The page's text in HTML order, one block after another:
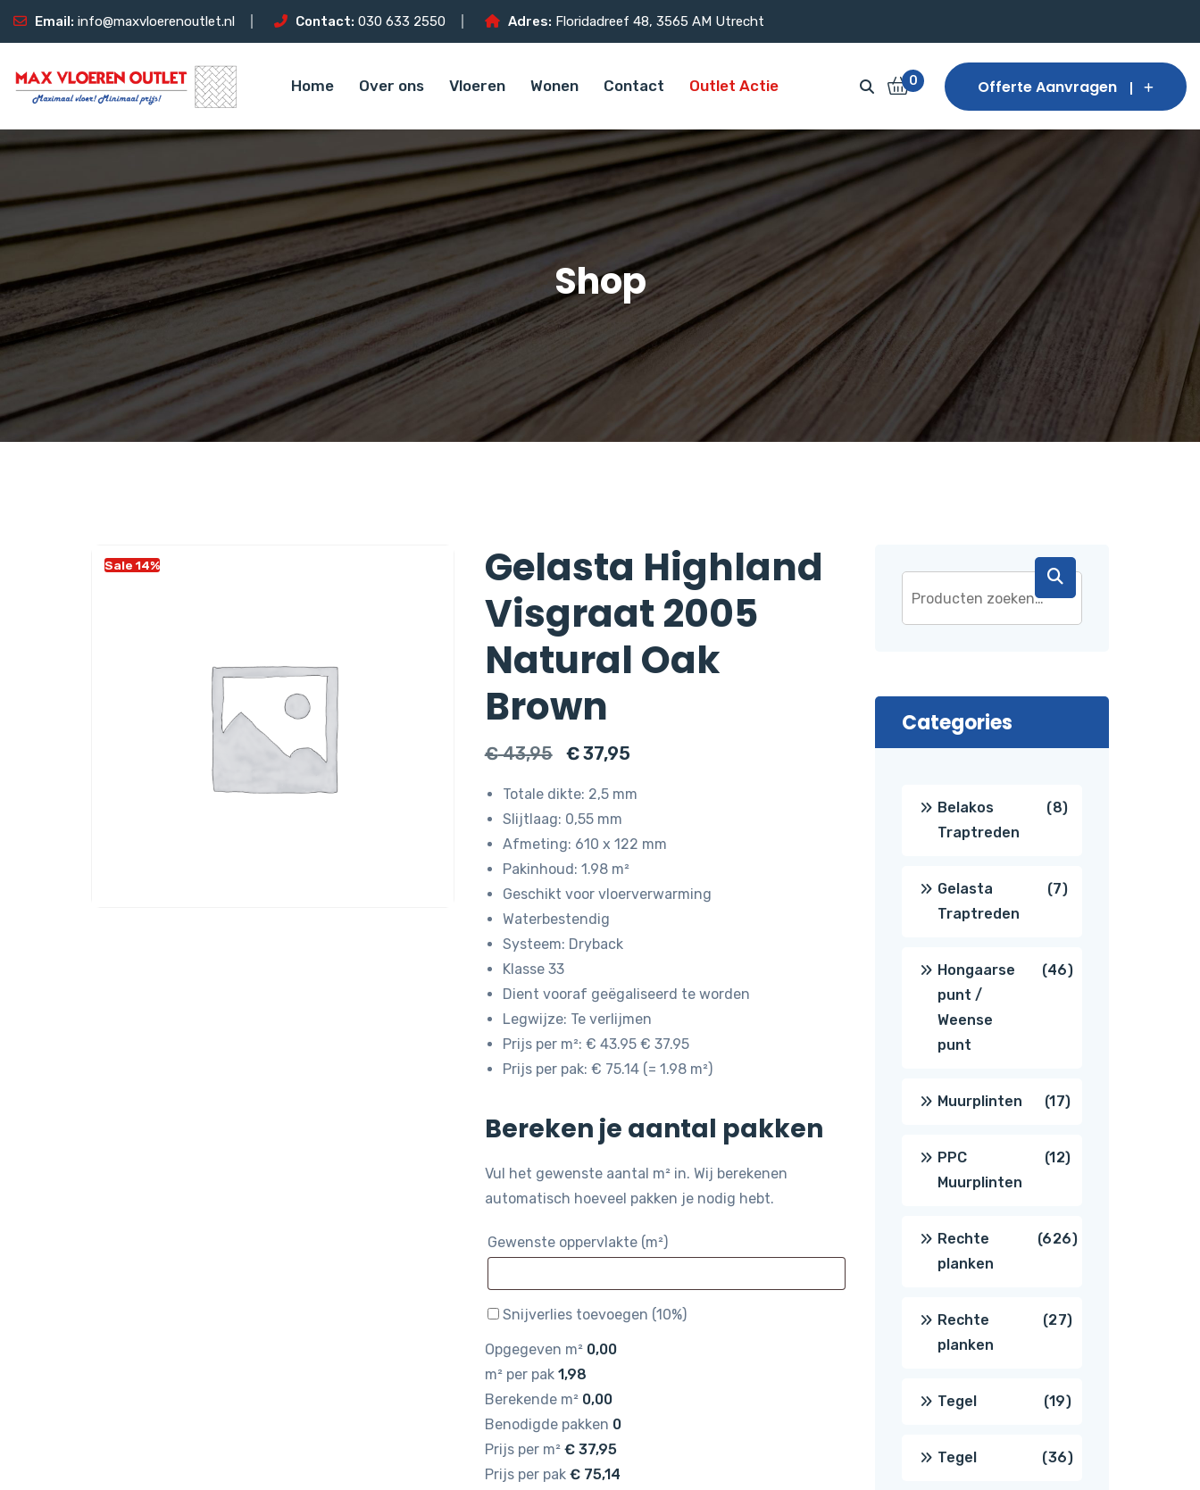
Email: info@maxvloerenoutlet.nl Contact: 030 633 2550 Adres: Floridadreef 48, 3565 AM Utrecht
Home Over ons Vloeren Wonen Contact Outlet Actie 0 Offerte Aanvragen
Shop
Sale 14%
Gelasta Highland
Visgraat 2005
Natural Oak
Brown
€43,95
Oorspronkelijke
was:
€ 43,95.
€37,95Huidige
€ 37,95.
Totale dikte: 2,5 mm
Slijtlaag: 0,55 mm
Afmeting: 610 x 122 mm
Pakinhoud: 1.98 m²
Geschikt voor vloerverwarming
Waterbestendig
Systeem: Dryback
Klasse 33
Dient vooraf geëgaliseerd te worden
Legwijze: Te verlijmen
Prijs per m²: € 43.95 € 37.95
Prijs per pak: € 75.14 (= 1.98 m²)
Bereken je aantal pakken
Vul het gewenste aantal m² in. Wij berekenen
automatisch hoeveel pakken je nodig hebt.
Gewenste oppervlakte (m²)
Snijverlies toevoegen (10%)
Opgegeven m² 0,00
m² per pak 1,98
Berekende m² 0,00
Benodigde pakken 0
Prijs per m² €37,95
Prijs per pak €75,14
Categories
Belakos
Traptreden
88
Gelasta
Traptreden
77
Hongaarse
punt /
Weense
punt
4646
Muurplinten 1717
producten
PPC
Muurplinten
1212
Rechte
planken
626626
Rechte
planken
2727
Tegel 1919
producten
Tegel 3636